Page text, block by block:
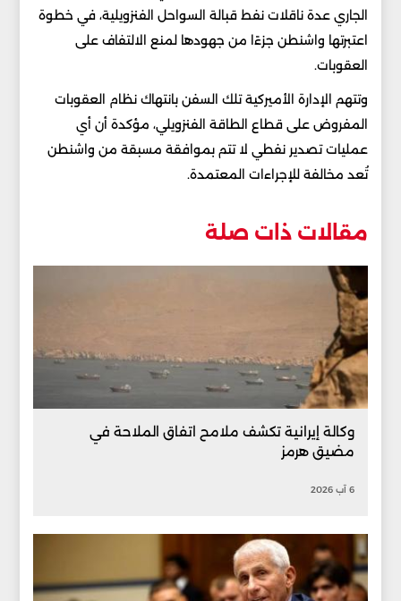
الجاري عدة ناقلات نفط قبالة السواحل الفنزويلية، في خطوة
اعتبرتها واشنطن جزءًا من جهودها لمنع الالتفاف على
العقوبات.
وتتهم الإدارة الأميركية تلك السفن بانتهاك نظام العقوبات
المفروض على قطاع الطاقة الفنزويلي، مؤكدة أن أي
عمليات تصدير نفطي لا تتم بموافقة مسبقة من واشنطن
تُعد مخالفة للإجراءات المعتمدة.
مقالات ذات صلة
وكالة إيرانية تكشف ملامح اتفاق الملاحة في
مضيق هرمز
6 آب 2026